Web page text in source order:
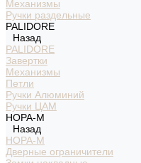
Механизмы
Ручки раздельные
PALIDORE
Назад
PALIDORE
Завертки
Механизмы
Петли
Ручки Алюминий
Ручки ЦАМ
НОРА-М
Назад
НОРА-М
Дверные ограничители